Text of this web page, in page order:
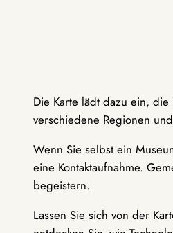
Die Karte lädt dazu ein,
verschiedene Regionen
Wenn Sie selbst ein
eine Kontaktaufnahme.
begeistern.
Lassen Sie sich von der